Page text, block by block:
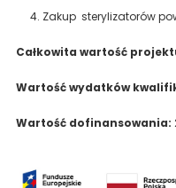
Zakup sterylizatorów
Całkowita wartość
Wartość wydatków
Wartość dofinansowania: